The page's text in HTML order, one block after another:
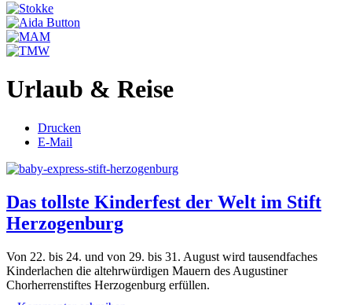
Urlaub & Reise
Drucken
E-Mail
Das tollste Kinderfest der Welt im Stift
Herzogenburg
Von 22. bis 24. und von 29. bis 31. August wird tausendfaches
Kinderlachen die altehrwürdigen Mauern des Augustiner
Chorherrenstiftes Herzogenburg erfüllen.